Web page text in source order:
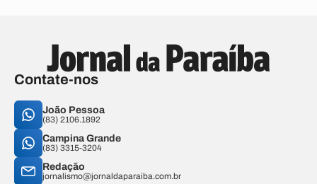
Contate-nos
João Pessoa
(83) 2106.1892
Campina Grande
(83) 3315-3204
Redação
jornalismo@jornaldaparaiba.com.br